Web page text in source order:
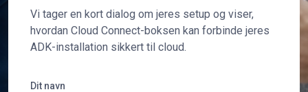
Vi tager en kort dialog om jeres setup og viser,
hvordan Cloud Connect-boksen kan forbinde jeres
ADK-installation sikkert til cloud.
Dit navn